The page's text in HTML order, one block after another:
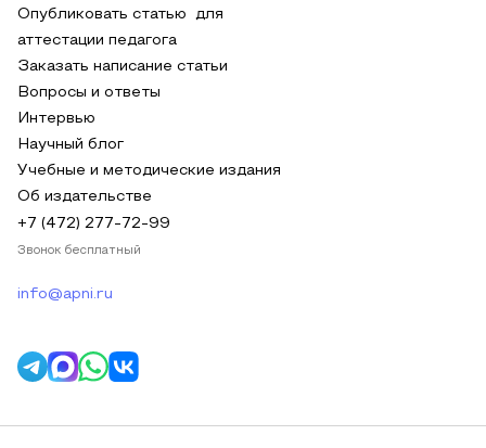
Опубликовать статью для
аттестации педагога
Заказать написание статьи
Вопросы и ответы
Интервью
Научный блог
Учебные и методические издания
Об издательстве
+7 (472) 277-72-99
Звонок бесплатный
info@apni.ru